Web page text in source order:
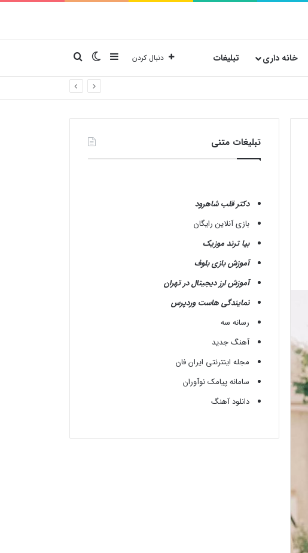
خانه داری تبلیغات دنبال کردن نوارکناریتغییر پوسته
جستجو برای
تبلیغات متنی
دکتر قلب شاهرود
بازی آنلاین رایگان
بیا ترند موزیک
آموزش بازی بلوف
آموزش ارز دیجیتال در تهران
نمایندگی هاست وردپرس
رسانه سه
آهنگ جدید
مجله اینترنتی ایران فان
سامانه پیامک نوآوران
دانلود آهنگ